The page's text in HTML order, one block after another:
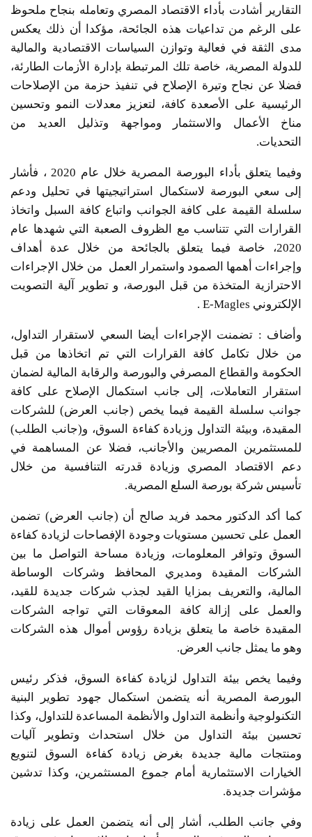
التقارير أشادت بأداء الاقتصاد المصري وتعامله بنجاح ملحوظ
على الرغم من تداعيات هذه الجائحة، مؤكدا أن ذلك يعكس
مدى الثقة في فعالية وتوازن السياسات الاقتصادية والمالية
للدولة المصرية، خاصة تلك المرتبطة بإدارة الأزمات الطارئة،
فضلا عن نجاح وتيرة الإصلاح في تنفيذ حزمة من الإصلاحات
الرئيسية على الأصعدة كافة، لتعزيز معدلات النمو وتحسين
مناخ الأعمال والاستثمار ومواجهة وتذليل العديد من
التحديات.
وفيما يتعلق بأداء البورصة المصرية خلال عام 2020 ، فأشار
إلى سعي البورصة لاستكمال استراتيجيتها في تحليل ودعم
سلسلة القيمة على كافة الجوانب واتباع كافة السبل واتخاذ
القرارات التي تتناسب مع الظروف الصعبة التي شهدها عام
2020، خاصة فيما يتعلق بالجائحة من خلال عدة أهداف
وإجراءات أهمها الصمود واستمرار العمل من خلال الإجراءات
الاحترازية المتخذة من قبل البورصة، و تطوير آلية التصويت
الإلكتروني E-Magles .
وأضاف : تضمنت الإجراءات أيضا السعي لاستقرار التداول،
من خلال تكامل كافة القرارات التي تم اتخاذها من قبل
الحكومة والقطاع المصرفي والبورصة والرقابة المالية لضمان
استقرار التعاملات، إلى جانب استكمال الإصلاح على كافة
جوانب سلسلة القيمة فيما يخص (جانب العرض) للشركات
المقيدة، وبيئة التداول وزيادة كفاءة السوق، و(جانب الطلب)
للمستثمرين المصريين والأجانب، فضلا عن المساهمة في
دعم الاقتصاد المصري وزيادة قدرته التنافسية من خلال
تأسيس شركة بورصة السلع المصرية.
كما أكد الدكتور محمد فريد صالح أن (جانب العرض) تضمن
العمل على تحسين مستويات وجودة الإفصاحات لزيادة كفاءة
السوق وتوافر المعلومات، وزيادة مساحة التواصل ما بين
الشركات المقيدة ومديري المحافظ وشركات الوساطة
المالية، والتعريف بمزايا القيد لجذب شركات جديدة للقيد،
والعمل على إزالة كافة المعوقات التي تواجه الشركات
المقيدة خاصة ما يتعلق بزيادة رؤوس أموال هذه الشركات
وهو ما يمثل جانب العرض.
وفيما يخص بيئة التداول لزيادة كفاءة السوق، فذكر رئيس
البورصة المصرية أنه يتضمن استكمال جهود تطوير البنية
التكنولوجية وأنظمة التداول والأنظمة المساعدة للتداول، وكذا
تحسين بيئة التداول من خلال استحداث وتطوير آليات
ومنتجات مالية جديدة بغرض زيادة كفاءة السوق لتنويع
الخيارات الاستثمارية أمام جموع المستثمرين، وكذا تدشين
مؤشرات جديدة.
وفي جانب الطلب، أشار إلى أنه يتضمن العمل على زيادة